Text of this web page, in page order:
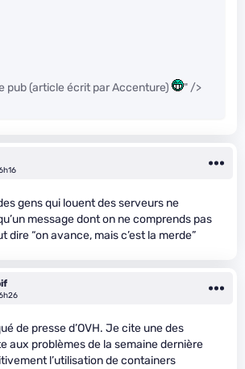
pub (article écrit par Accenture) " />
gens qui louent des serveurs ne
message dont on ne comprends pas
dire “on avance, mais c’est la merde”
de presse d’OVH. Je cite une des
aux problèmes de la semaine dernière
l’utilisation de containers